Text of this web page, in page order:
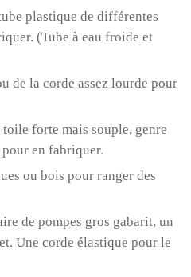
plastique de différentes
(Tube à eau froide et
de la corde assez lourde pour
forte mais souple, genre
en fabriquer.
ou bois pour ranger des
de pompes gros gabarit, un
Une corde élastique pour le